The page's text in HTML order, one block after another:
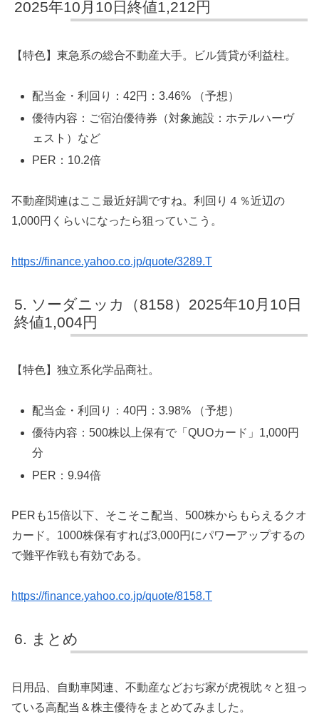
2025年10月10日終値1,212円
【特色】東急系の総合不動産大手。ビル賃貸が利益柱。
配当金・利回り：42円：3.46% （予想）
優待内容：ご宿泊優待券（対象施設：ホテルハーヴ
ェスト）など
PER：10.2倍
不動産関連はここ最近好調ですね。利回り４％近辺の
1,000円くらいになったら狙っていこう。
https://finance.yahoo.co.jp/quote/3289.T
ソーダニッカ（8158）2025年10月10日
終値1,004円
【特色】独立系化学品商社。
配当金・利回り：40円：3.98% （予想）
優待内容：500株以上保有で「QUOカード」1,000円
分
PER：9.94倍
PERも15倍以下、そこそこ配当、500株からもらえるクオ
カード。1000株保有すれば3,000円にパワーアップするの
で難平作戦も有効である。
https://finance.yahoo.co.jp/quote/8158.T
まとめ
日用品、自動車関連、不動産などおぢ家が虎視眈々と狙っ
ている高配当＆株主優待をまとめてみました。